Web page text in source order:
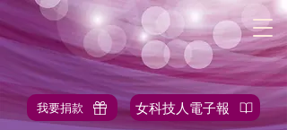
我要捐款 女科技人電子報